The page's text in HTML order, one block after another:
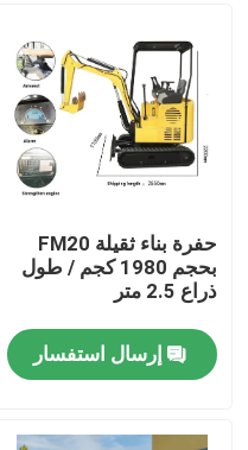
عرض الواقع الافتراضي
حول بنا
جولة في المعمل
ضبط الجودة
اتصل بنا
حفرة بناء ثقيلة FM20
بحجم 1980 كجم / طول
ذراع 2.5 متر
إرسال استفسار